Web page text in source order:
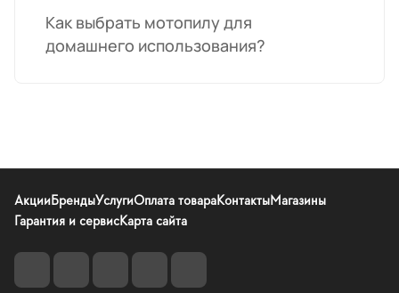
Как выбрать мотопилу для
домашнего использования?
АкцииБрендыУслугиОплата товараКонтактыМагазины
Гарантия и сервисКарта сайта